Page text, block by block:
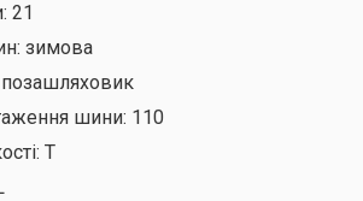
21
зимова
позашляховик
шини: 110
T